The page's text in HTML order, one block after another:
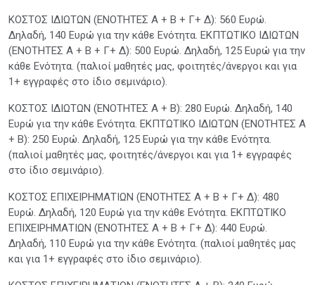
ΚΟΣΤΟΣ ΙΔΙΩΤΩΝ (ΕΝΟΤΗΤΕΣ Α + Β + Γ+ Δ): 560 Eυρώ.
Δηλαδή, 140 Ευρώ για την κάθε Ενότητα. ΕΚΠΤΩΤΙΚΟ ΙΔΙΩΤΩΝ
(ΕΝΟΤΗΤΕΣ Α + Β + Γ+ Δ): 500 Eυρώ. Δηλαδή, 125 Ευρώ για την
κάθε Ενότητα. (παλιοί μαθητές μας, φοιτητές/άνεργοι και για
1+ εγγραφές στο ίδιο σεμινάριο).
ΚΟΣΤΟΣ ΙΔΙΩΤΩΝ (ΕΝΟΤΗΤΕΣ Α + Β): 280 Eυρώ. Δηλαδή, 140
Ευρώ για την κάθε Ενότητα. ΕΚΠΤΩΤΙΚΟ ΙΔΙΩΤΩΝ (ΕΝΟΤΗΤΕΣ Α
+ Β): 250 Eυρώ. Δηλαδή, 125 Ευρώ για την κάθε Ενότητα.
(παλιοί μαθητές μας, φοιτητές/άνεργοι και για 1+ εγγραφές
στο ίδιο σεμινάριο).
ΚΟΣΤΟΣ ΕΠΙΧΕΙΡΗΜΑΤΙΩΝ (ΕΝΟΤΗΤΕΣ Α + Β + Γ+ Δ): 480
Eυρώ. Δηλαδή, 120 Ευρώ για την κάθε Ενότητα. ΕΚΠΤΩΤΙΚΟ
ΕΠΙΧΕΙΡΗΜΑΤΙΩΝ (ΕΝΟΤΗΤΕΣ Α + Β + Γ+ Δ): 440 Eυρώ.
Δηλαδή, 110 Ευρώ για την κάθε Ενότητα. (παλιοί μαθητές μας
και για 1+ εγγραφές στο ίδιο σεμινάριο).